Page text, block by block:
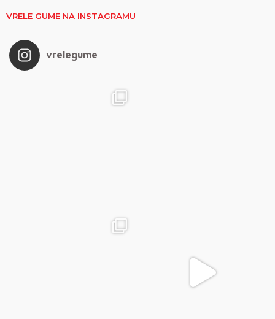
VRELE GUME NA INSTAGRAMU
vrelegume